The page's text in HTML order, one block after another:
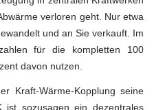
verloren geht. Nur etwa
und an Sie verkauft. Im
für die kompletten 100
davon nutzen.
Kraft-Wärme-Kopplung seine
ist sozusagen ein dezentrales